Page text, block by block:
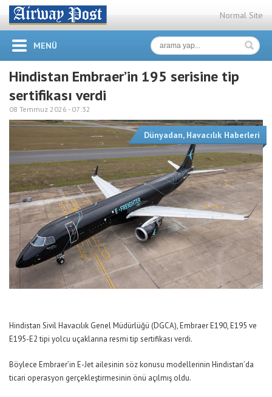
Normal Site
MENÜ
Hindistan Embraer’in 195 serisine tip
sertifikası verdi
08 Temmuz 2026 - 07:32
Dünyadan, Havacılık Haberleri
Hindistan Sivil Havacılık Genel Müdürlüğü (DGCA), Embraer E190, E195 ve
E195-E2 tipi yolcu uçaklarına resmi tip sertifikası verdi.
Böylece Embraer’in E-Jet ailesinin söz konusu modellerinin Hindistan’da
ticari operasyon gerçekleştirmesinin önü açılmış oldu.